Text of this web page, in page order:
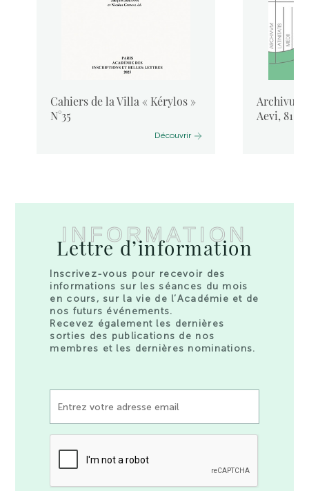
Cahiers de la Villa « Kérylos »
N°35
Découvrir
Aevi, 81,
INFORMATION
Lettre d’information
Inscrivez-vous pour recevoir des
informations sur les séances du mois
en cours, sur la vie de l’Académie et de
nos futurs événements.
Recevez également les dernières
sorties des publications de nos
membres et les dernières nominations.